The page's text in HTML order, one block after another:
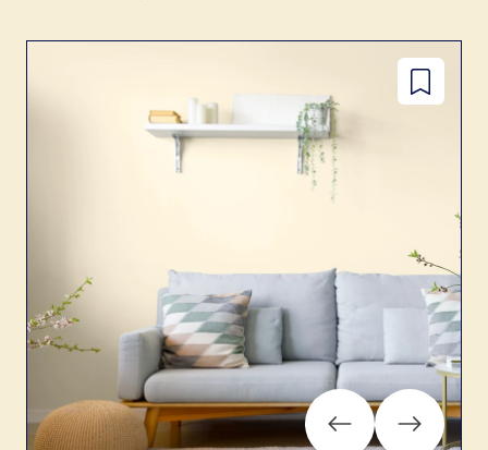
instagram
pinterestyoutube
Dodaj
do
Previous Next